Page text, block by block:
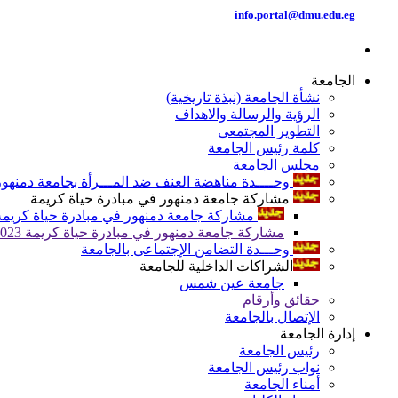
info.portal@dmu.edu.eg
الجامعة
نشأة الجامعة (نبذة تاريخية)
الرؤية والرسالة والاهداف
التطوير المجتمعى
كلمة رئيس الجامعة
مجلس الجامعة
وحــــدة مناهضة العنف ضد المـــرأة بجامعة
مشاركة جامعة دمنهور في مبادرة حياة كريمة
مشاركة جامعة دمنهور في مبادرة حياة كريمة
مشاركة جامعة دمنهور في مبادرة حياة كريمة 2023
وحـــدة التضامن الإجتماعى بالجامعة
الشراكات الداخلية للجامعة
جامعة عين شمس
حقائق وأرقام
الإتصال بالجامعة
إدارة الجامعة
رئيس الجامعة
نواب رئيس الجامعة
أمناء الجامعة